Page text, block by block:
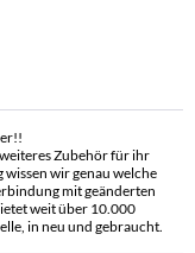
Zubehör für ihr
wir genau welche
mit geänderten
weit über 10.000
in neu und gebraucht.